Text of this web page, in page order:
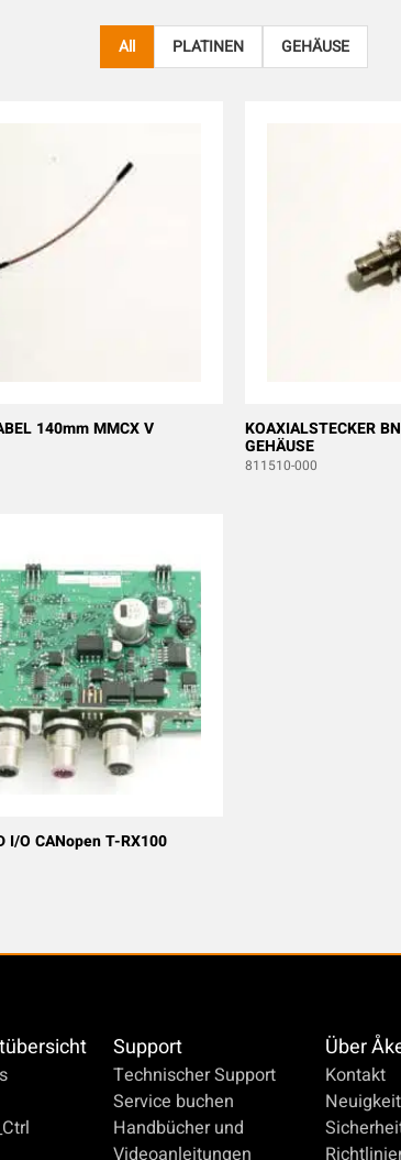
All PLATINEN GEHÄUSE
140mm MMCX V KOAXIALSTECKER
GEHÄUSE
811510-000
I/O CANopen T-RX100
Support
Technischer Support
Service buchen
Handbücher und
Videoanleitungen
Über
Kontakt